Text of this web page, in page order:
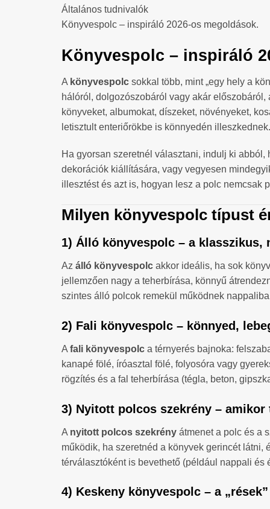
Általános tudnivalók
Könyvespolc – inspiráló 2026-os megoldások.
Könyvespolc – inspiráló
A könyvespolc sokkal több, mint „egy hely a
hálóról, dolgozószobáról vagy akár
könyveket, albumokat, díszeket, növényeket,
letisztult enteriőrökbe is könnyedén illeszkednek.
Ha gyorsan szeretnél választani, indulj ki abból,
dekorációk kiállítására, vagy vegyesen
illesztést és azt is, hogyan lesz a polc nemcsak
Milyen könyvespolc típust
1) Álló könyvespolc – a klasszikus,
Az álló könyvespolc akkor ideális, ha sok
jellemzően nagy a teherbírása, könnyű
szintes álló polcok remekül működnek
2) Fali könyvespolc – könnyed,
A fali könyvespolc a térnyerés bajnoka:
kanapé fölé, íróasztal fölé, folyosóra vagy
rögzítés és a fal teherbírása (tégla, beton,
3) Nyitott polcos szekrény –
A nyitott polcos szekrény átmenet a polc és a
működik, ha szeretnéd a könyvek gerincét
térválasztóként is bevethető (például nappali és
4) Keskeny könyvespolc – a